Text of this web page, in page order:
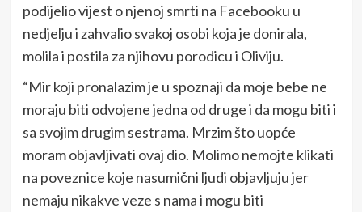
podijelio vijest o njenoj smrti na Facebooku u
nedjelju i zahvalio svakoj osobi koja je donirala,
molila i postila za njihovu porodicu i Oliviju.
“Mir koji pronalazim je u spoznaji da moje bebe ne
moraju biti odvojene jedna od druge i da mogu biti i
sa svojim drugim sestrama. Mrzim što uopće
moram objavljivati ovaj dio. Molimo nemojte klikati
na poveznice koje nasumični ljudi objavljuju jer
nemaju nikakve veze s nama i mogu biti